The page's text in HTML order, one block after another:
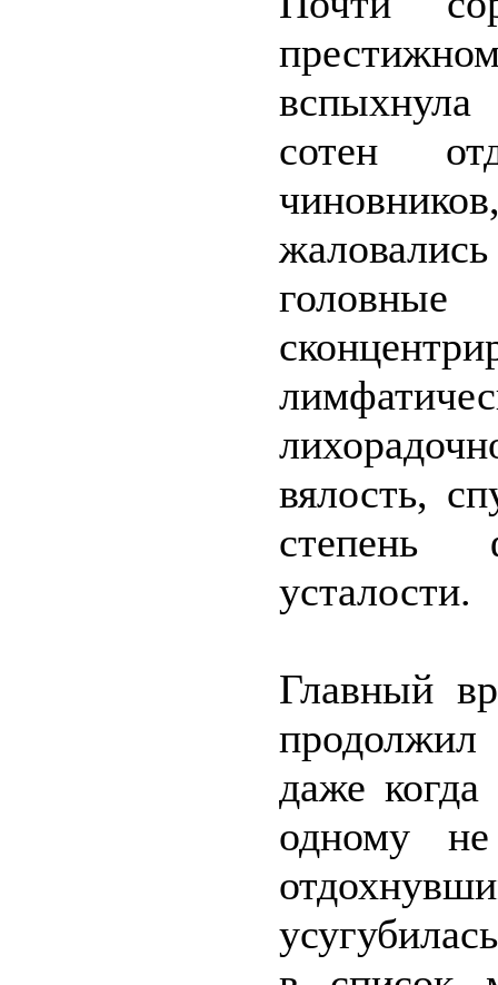
вспыхнула
сотен
вялость,
степень
усталости.
Главный
даже
одному не